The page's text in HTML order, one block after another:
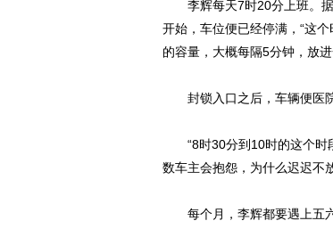
李辉每天7时20分上班。据
开始，车位便已经停满，“这
的容量，大概每隔5分钟，放
封锁入口之后，车辆便医院
“8时30分到10时的这个时
数车主会抱怨，为什么迟迟不
每个月，李辉都要遇上五六